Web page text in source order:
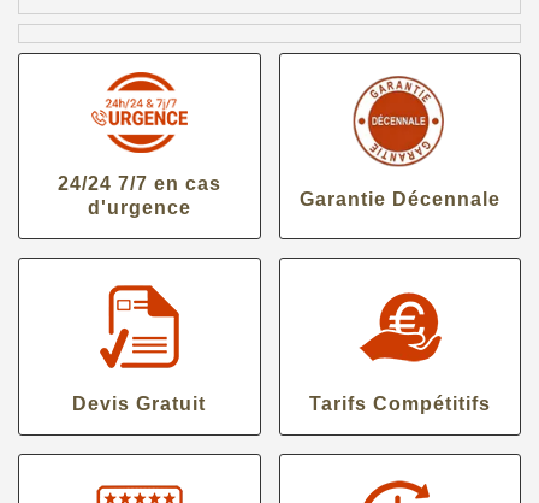
24/24 7/7 en cas
d'urgence
Garantie Décennale
Devis Gratuit Tarifs Compétitifs